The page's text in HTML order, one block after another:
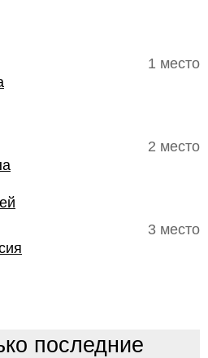
1 место
2 место
3 место
последние